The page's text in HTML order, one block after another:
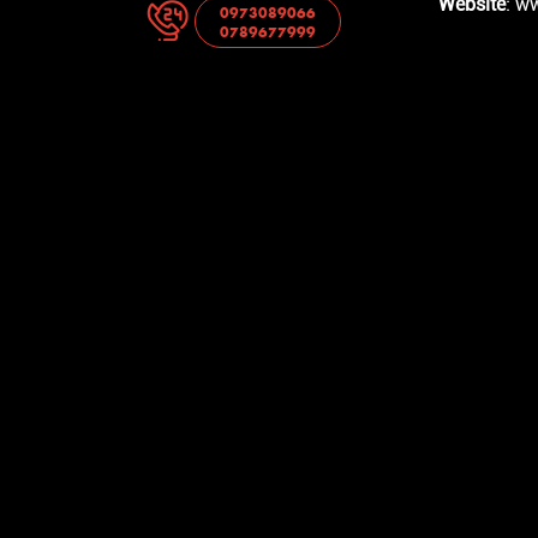
0973089066
0789677999